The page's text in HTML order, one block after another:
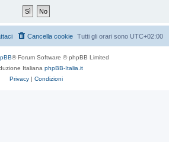
Tutti gli orari sono UTC+02:00
Cancella cookie
® Forum Software © phpBB Limited
Italiana phpBB-Italia.it
Privacy | Condizioni